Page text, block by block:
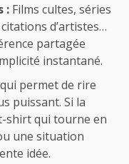
: Films cultes, séries
d’artistes…
partagée
instantané.
permet de rire
puissant. Si la
shirt qui tourne en
une situation
idée.